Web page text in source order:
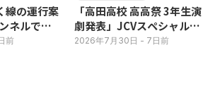
線の運行案
前
「高田高校 高高祭 3年生演
劇発表」JCVスペシャルで
放送中！
2026年7月30日 - 7日前